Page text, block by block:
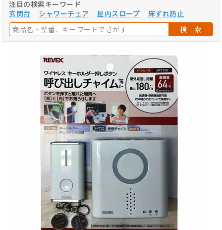
注目の検索キーワード
玄関台
シャワーチェア 屋内スロープ
床ずれ防止
検 索